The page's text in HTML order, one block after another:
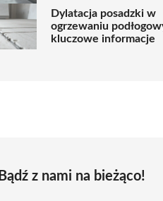
Dylatacja posadzki w
ogrzewaniu
kluczowe informacje
Bądź z nami na bieżąco!